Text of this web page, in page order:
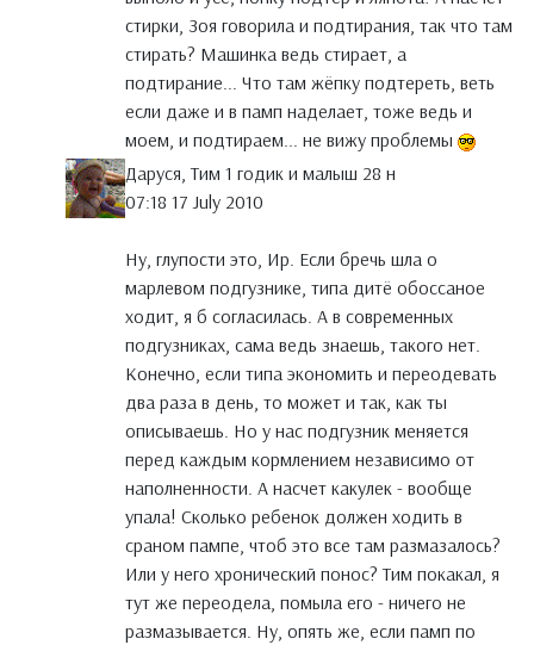
стирки, Зоя говорила и подтирания, так что там
стирать? Машинка ведь стирает, а
подтирание... Что там жёпку подтереть, веть
если даже и в памп наделает, тоже ведь и
моем, и подтираем... не вижу проблемы
Даруся, Тим 1 годик и малыш 28 н
07:18 17 July 2010
Ну, глупости это, Ир. Если бречь шла о
марлевом подгузнике, типа дитё обоссаное
ходит, я б согласилась. А в современных
подгузниках, сама ведь знаешь, такого нет.
Конечно, если типа экономить и переодевать
два раза в день, то может и так, как ты
описываешь. Но у нас подгузник меняется
перед каждым кормлением независимо от
наполненности. А насчет какулек - вообще
упала! Сколько ребенок должен ходить в
сраном пампе, чтоб это все там размазалось?
Или у него хронический понос? Тим покакал, я
тут же переодела, помыла его - ничего не
размазывается. Ну, опять же, если памп по